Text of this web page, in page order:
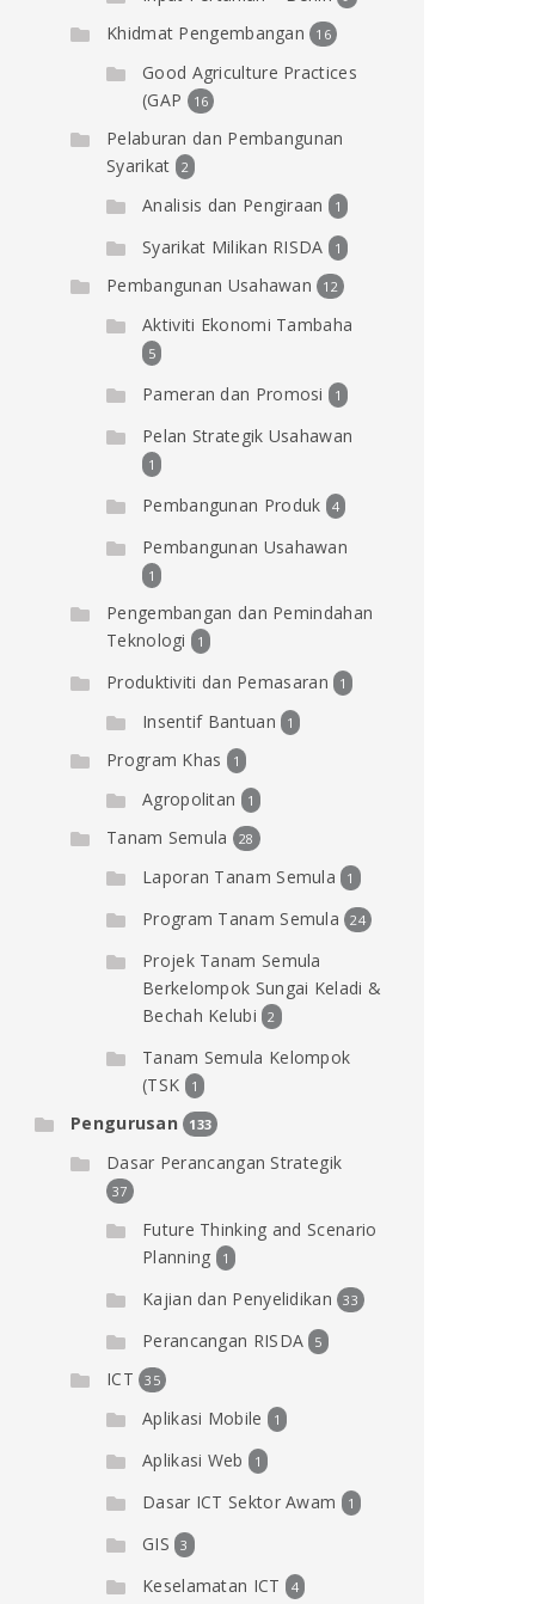
Khidmat Pengembangan 16
Good Agriculture Practices
(GAP
16
Pelaburan dan Pembangunan
Syarikat
2
Analisis dan Pengiraan 1
Syarikat Milikan RISDA 1
Pembangunan Usahawan 12
Aktiviti Ekonomi Tambaha
5
Pameran dan Promosi 1
Pelan Strategik Usahawan
1
Pembangunan Produk 4
Pembangunan Usahawan
1
Pengembangan dan Pemindahan
Teknologi
1
Produktiviti dan Pemasaran 1
Insentif Bantuan 1
Program Khas 1
Agropolitan 1
Tanam Semula 28
Laporan Tanam Semula 1
Program Tanam Semula 24
Projek Tanam Semula
Berkelompok Sungai Keladi &
Bechah Kelubi
2
Tanam Semula Kelompok
(TSK
1
Pengurusan 133
Dasar Perancangan Strategik
37
Future Thinking and Scenario
Planning
1
Kajian dan Penyelidikan 33
Perancangan RISDA 5
ICT 35
Aplikasi Mobile 1
Aplikasi Web 1
Dasar ICT Sektor Awam 1
GIS 3
Keselamatan ICT 4